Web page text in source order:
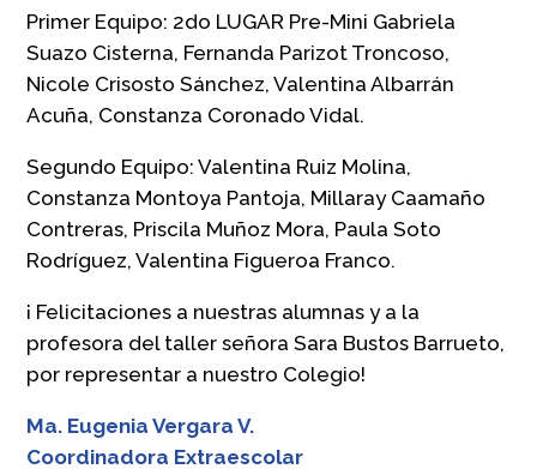
Primer Equipo: 2do LUGAR Pre-Mini Gabriela
Suazo Cisterna, Fernanda Parizot Troncoso,
Nicole Crisosto Sánchez, Valentina Albarrán
Acuña, Constanza Coronado Vidal.
Segundo Equipo: Valentina Ruiz Molina,
Constanza Montoya Pantoja, Millaray Caamaño
Contreras, Priscila Muñoz Mora, Paula Soto
Rodríguez, Valentina Figueroa Franco.
¡ Felicitaciones a nuestras alumnas y a la
profesora del taller señora Sara Bustos Barrueto,
por representar a nuestro Colegio!
Ma. Eugenia Vergara V.
Coordinadora Extraescolar